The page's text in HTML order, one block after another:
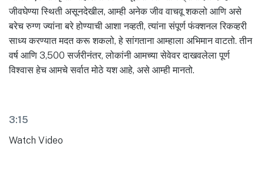
जीवघेण्या स्थिती असूनदेखील, आम्ही अनेक जीव वाचवू शकलो आणि असे
बरेच रुग्ण ज्यांना बरे होण्याची आशा नव्हती, त्यांना संपूर्ण फंक्शनल रिकव्हरी
साध्य करण्यात मदत करू शकलो, हे सांगताना आम्हाला अभिमान वाटतो. तीन
वर्ष आणि 3,500 सर्जरीनंतर, लोकांनी आमच्या सेवेवर दाखवलेला पूर्ण
विश्वास हेच आमचे सर्वात मोठे यश आहे, असे आम्ही मानतो.
3:15
Watch Video